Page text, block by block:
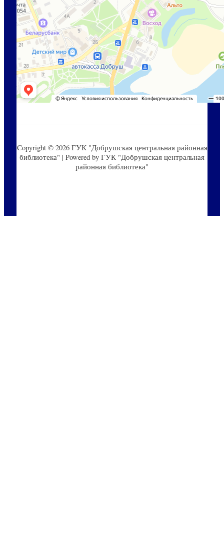
Copyright © 2026 ГУК "Добрушская центральная районная
библиотека" | Powered by ГУК "Добрушская центральная
районная библиотека"